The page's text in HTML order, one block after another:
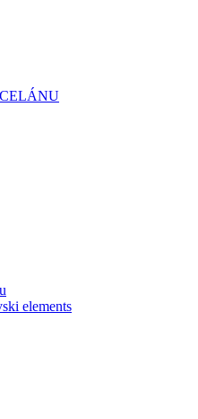
elements